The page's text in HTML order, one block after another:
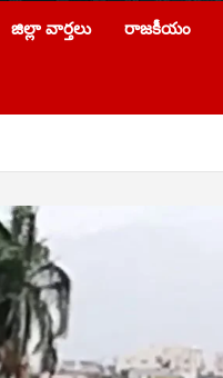
జిల్లా వార్తలు రాజకీయం